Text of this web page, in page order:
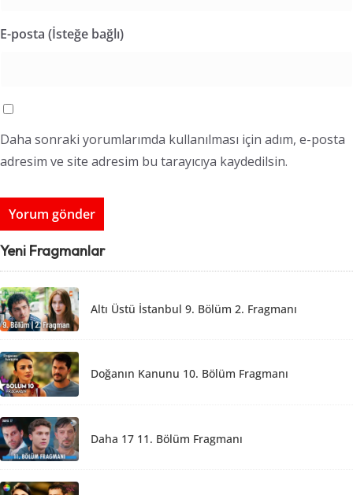
E-posta (İsteğe bağlı)
Daha sonraki yorumlarımda kullanılması için adım, e-posta
adresim ve site adresim bu tarayıcıya kaydedilsin.
Yeni Fragmanlar
Altı Üstü İstanbul 9. Bölüm 2. Fragmanı
Doğanın Kanunu 10. Bölüm Fragmanı
Daha 17 11. Bölüm Fragmanı